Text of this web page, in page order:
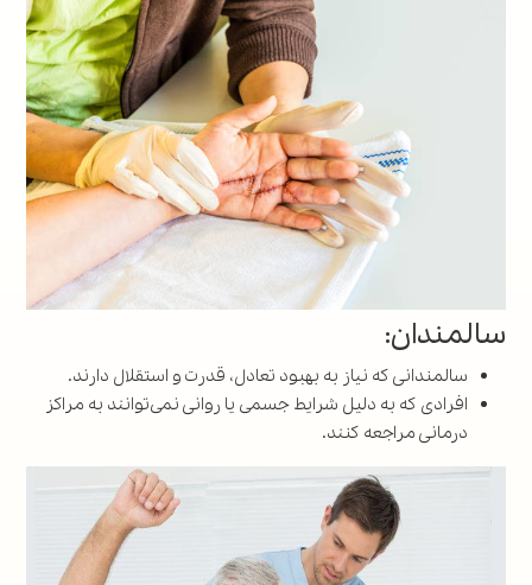
سالمندان:
سالمندانی که نیاز به بهبود تعادل، قدرت و استقلال دارند.
افرادی که به دلیل شرایط جسمی یا روانی نمی‌توانند به مراکز
درمانی مراجعه کنند.